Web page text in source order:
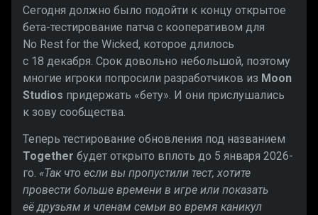
Сегодня должно было подойти к концу открытое
бета-тестирование патча с кооперативом для
No Rest for the Wicked, которое длилось
с 18 декабря. Срок довольно небольшой, поэтому
многие игроки попросили разработчиков из Moon
Studios придержать «бету». И они прислушались
к зову сообщества.
Теперь тестирование обновления под названием
Together будет открыто вплоть до 5 января 2026-
го. «Так что если вы пропустили тест, хотите
провести больше времени в игре или показать
её друзьям и членам семьи во время каникул